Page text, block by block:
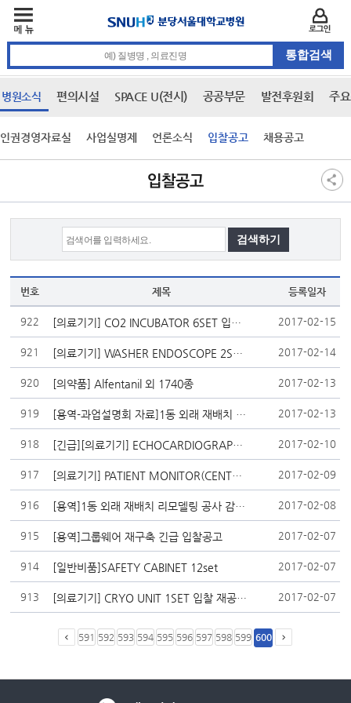
병원소식 편의시설 SPACE U(전시) 공공부문 발전후원회 주
인권경영자료실 사업실명제 언론소식 입찰공고 채용공고
입찰공고
번호 제목 등록일자
922 [의료기기] CO2 INCUBATOR 6SET 입찰 공고 2017-02-15
921 [의료기기] WASHER ENDOSCOPE 2SET 입찰 재공고 2017-02-14
920 [의약품] Alfentanil 외 1740종 2017-02-13
919 [용역-과업설명회 자료]1동 외래 재배치 리모델링 공사 감리용역 계약 입찰 관련 2017-02-13
918 [긴급][의료기기] ECHOCARDIOGRAPHY SYSTEM 1SET 입찰 공고 2017-02-10
917 [의료기기] PATIENT MONITOR(CENTRAL) 1SET 외 1건 입찰 재공고 2017-02-09
916 [용역]1동 외래 재배치 리모델링 공사 감리용역 입찰 재공고 2017-02-08
915 [용역]그룹웨어 재구축 긴급 입찰공고 2017-02-07
914 [일반비품]SAFETY CABINET 12set 2017-02-07
913 [의료기기] CRYO UNIT 1SET 입찰 재공고 2017-02-07
591 592 593 594 595 596 597 598 599 600